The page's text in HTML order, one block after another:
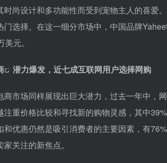
时尚设计和多功能性而受到宠物主人的喜爱
门选择。在这一细分市场中，中国品牌
元。
潜力爆发，近七成互联网用户选择网购
商市场同样展现出巨大潜力，过去一年中，
注重价格比较和寻找新的购物灵感，其中
和优惠仍然是吸引消费者的主要因素，有
关注的新焦点。